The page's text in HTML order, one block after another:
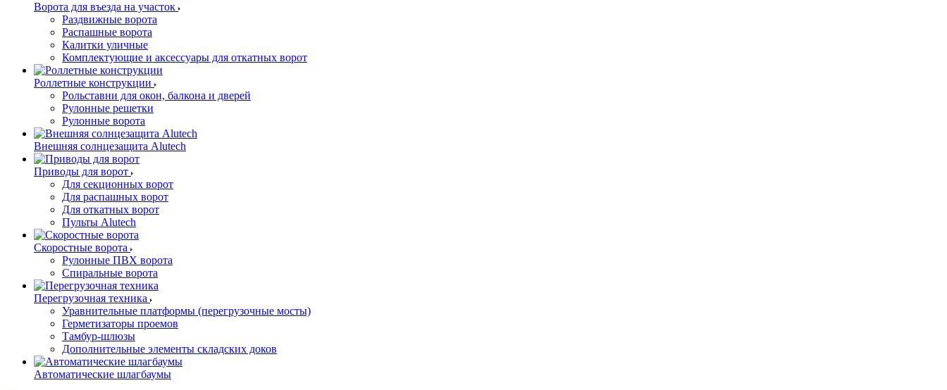
Ворота для въезда на участок
Раздвижные ворота
Распашные ворота
Калитки уличные
Комплектующие и аксессуары для откатных ворот
Роллетные конструкции
Рольставни для окон, балкона и дверей
Рулонные решетки
Рулонные ворота
Внешняя солнцезащита Alutech
Приводы для ворот
Для секционных ворот
Для распашных ворот
Для откатных ворот
Пульты Alutech
Скоростные ворота
Рулонные ПВХ ворота
Спиральные ворота
Перегрузочная техника
Уравнительные платформы (перегрузочные мосты)
Герметизаторы проемов
Тамбур-шлюзы
Дополнительные элементы складских доков
Автоматические шлагбаумы